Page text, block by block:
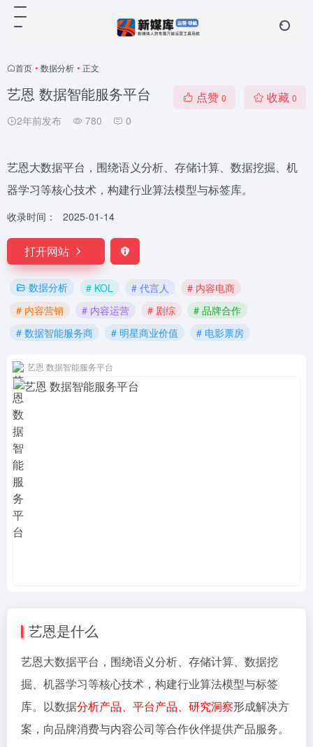
首页 • 数据分析 • 正文
艺恩 数据智能服务平台
2年前发布 780 0
点赞 0 收藏 0
艺恩大数据平台，围绕语义分析、存储计算、数据挖掘、机
器学习等核心技术，构建行业算法模型与标签库。
收录时间： 2025-01-14
打开网站
数据分析 # KOL # 代言人
# 内容电商
# 内容营销
# 内容运营 # 剧综
# 品牌合作
# 数据智能服务商
# 明星商业价值 # 电影票房
艺恩 数据智能服务平台
艺恩是什么
艺恩大数据平台，围绕语义分析、存储计算、数据挖
掘、机器学习等核心技术，构建行业算法模型与标签
库。以数据分析产品、平台产品、研究洞察形成解决方
案，向品牌消费与内容公司等合作伙伴提供产品服务。